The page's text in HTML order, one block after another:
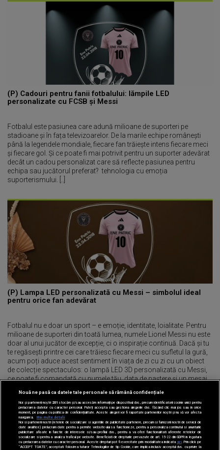
(P) Cadouri pentru fanii fotbalului: lămpile LED
personalizate cu FCSB și Messi
Fotbalul este pasiunea care adună milioane de suporteri pe
stadioane și în fața televizoarelor. De la marile echipe românești
până la legendele mondiale, fiecare fan trăiește intens fiecare meci
și fiecare gol. Și ce poate fi mai potrivit pentru un suporter adevărat
decât un cadou personalizat care să reflecte pasiunea pentru
echipa sau jucătorul preferat? tehnologia cu emoția
suporterismului. [..]
(P) Lampa LED personalizată cu Messi – simbolul ideal
pentru orice fan adevărat
Fotbalul nu e doar un sport – e emoție, identitate, loialitate. Pentru
milioane de suporteri din toată lumea, numele Lionel Messi nu este
doar al unui jucător de excepție, ci o inspirație continuă. Dacă și tu
te regăsești printre cei care trăiesc fiecare meci cu sufletul la gură,
acum poți aduce acest sentiment în viața de zi cu zi cu un obiect
de colecție spectaculos: o lampă LED 3D personalizată cu Messi,
ce poate fi comandată cu numele tău, data de naștere și un mesaj
Nouă ne pasă ca datele tale personale să rămână confidențiale
Noi și partenerii noștri 201 stocăm și/sau accesăm informații pe dispozitivul dvs., precum identificatorii cookie unici pentru
prelucrarea datelor cu caracter personal. Puteți accepta sau gestiona alegerile dvs. făcând clic mai jos sau în orice
moment, pe pagina cu politica de confidențialitate. Aceste alegeri vor fi raportate partenerilor noștri și nu vă vor afecta
navigarea.
Mai multe detalii
Noi si partenerii nostri (retelele de socializare si agentiile de publicitate partenere, precum si furnizorii nostri de servicii de
date analitice) prelucram date pentru a permite website-ului sa functioneze, pentru a personaliza continutul si anunturile
publicitare afisate in functie de interesele si/sau profilul dvs., pentru a va oferi functionalitati aferente retelelor de
socializare si pentru a analiza traficul pe website. Beneficiati de drepturile prevazute de art. 15-22 din GDPR in legatura
cu prelucrarea datelor cu caracter personal. Aceste drepturi pot fi exercitate prin modalitatea indicataaici . Prin click pe
“ACCEPT TOATE”, acceptati folosirea tuturor Tehnologiilor de tip Cookie, care implica inclusiv acceptul dvs. cu privire la